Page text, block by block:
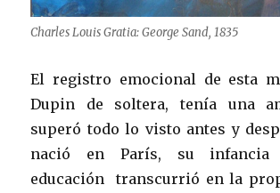
Charles Louis Gratia: George Sand, 1835
El registro emocional de esta
Dupin de soltera, tenía una
superó todo lo visto antes y
nació en París, su
educación transcurrió en la